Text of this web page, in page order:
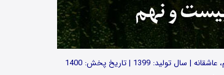
| سال تولید: 1399 | تاریخ پخش: 1400